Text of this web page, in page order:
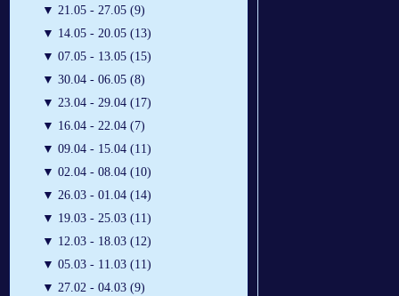
▼ 21.05 - 27.05 (9)
▼ 14.05 - 20.05 (13)
▼ 07.05 - 13.05 (15)
▼ 30.04 - 06.05 (8)
▼ 23.04 - 29.04 (17)
▼ 16.04 - 22.04 (7)
▼ 09.04 - 15.04 (11)
▼ 02.04 - 08.04 (10)
▼ 26.03 - 01.04 (14)
▼ 19.03 - 25.03 (11)
▼ 12.03 - 18.03 (12)
▼ 05.03 - 11.03 (11)
▼ 27.02 - 04.03 (9)